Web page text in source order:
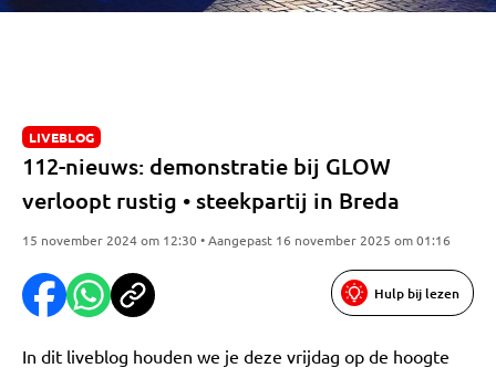
LIVEBLOG
112-nieuws: demonstratie bij GLOW
verloopt rustig • steekpartij in Breda
15 november 2024 om 12:30 • Aangepast 16 november 2025 om 01:16
Hulp bij lezen
In dit liveblog houden we je deze vrijdag op de hoogte